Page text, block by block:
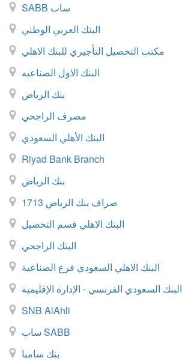
SABB ساب
البنك العربي الوطني
مكتب التحصيل التأجيري للبنك الاهلي
البنك الاول الصناعيه
بنك الرياض
مصرف الراجحي
البنك الأهلي السعودي
Riyad Bank Branch
بنك الرياض
صراف بنك الرياض 1713
البنك الاهلي قسم التحصيل
البنك الراجحي
البنك الاهلي السعودي فرع الصناعية
البنك السعودي الفرنسي - الإدارة الإقليمية
SNB AlAhli
ساب SABB
بنك سامبا